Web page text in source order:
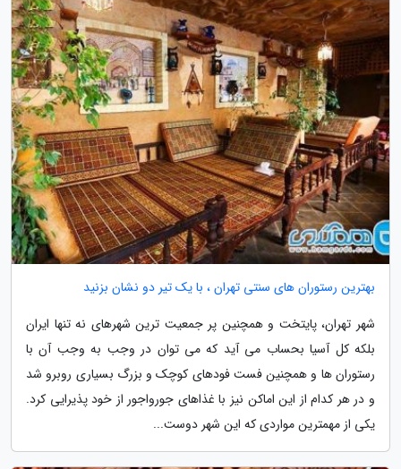
بهترین رستوران های سنتی تهران ، با یک تیر دو نشان بزنید
شهر تهران، پایتخت و همچنین پر جمعیت ترین شهرهای نه تنها ایران
بلکه کل آسیا بحساب می آید که می توان در وجب به وجب آن با
رستوران ها و همچنین فست فودهای کوچک و بزرگ بسیاری روبرو شد
و در هر کدام از این اماکن نیز با غذاهای جورواجور از خود پذیرایی کرد.
یکی از مهمترین مواردی که این شهر دوست...